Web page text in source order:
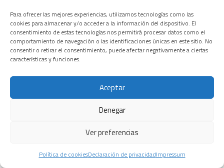
Para ofrecer las mejores experiencias, utilizamos tecnologías como las
cookies para almacenar y/o acceder a la información del dispositivo. El
consentimiento de estas tecnologías nos permitirá procesar datos como el
comportamiento de navegación o las identificaciones únicas en este sitio. No
consentir o retirar el consentimiento, puede afectar negativamente a ciertas
características y funciones.
Aceptar
Denegar
Ver preferencias
Política de cookiesDeclaración de privacidadImpressum
corazón
6 JUNIO, 2026
Riesgos
¿Nanopartículas
cáncer con
precisión?
23 JULIO, 2026
Siemens
Healthineers
inaugura la
del T.H.E.
Summit, su
sistema